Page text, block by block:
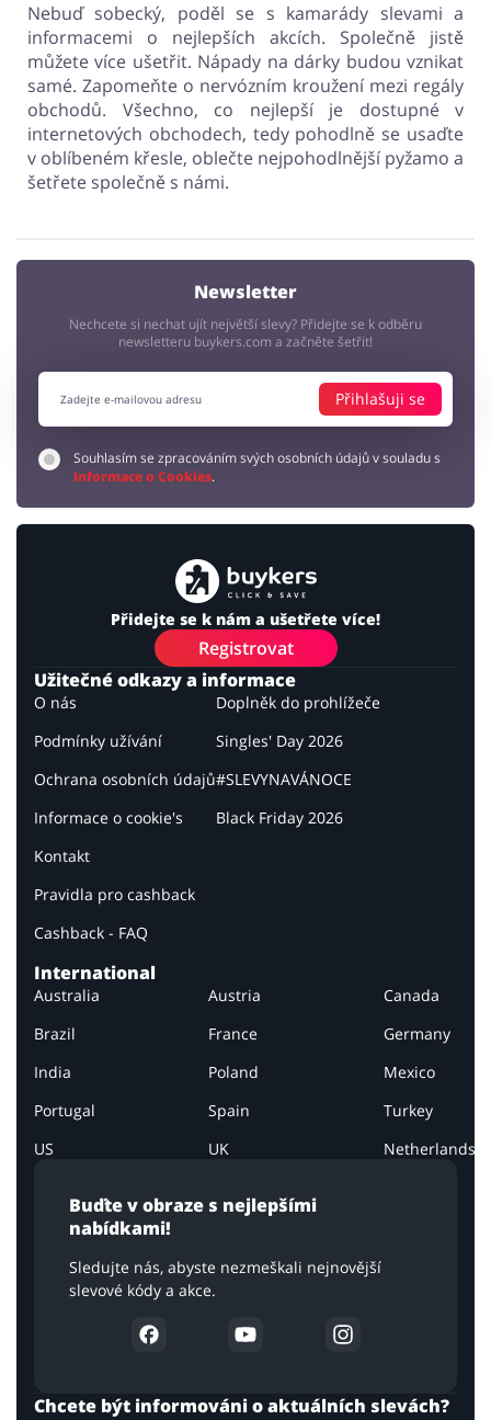
Nebuď sobecký, poděl se s kamarády slevami a
informacemi o nejlepších akcích. Společně jistě
můžete více ušetřit. Nápady na dárky budou vznikat
samé. Zapomeňte o nervózním kroužení mezi regály
obchodů. Všechno, co nejlepší je dostupné v
internetových obchodech, tedy pohodlně se usaďte
v oblíbeném křesle, oblečte nejpohodlnější pyžamo a
šetřete společně s námi.
Newsletter
Nechcete si nechat ujít největší slevy? Přidejte se k odběru
newsletteru buykers.com a začněte šetřit!
Přihlašuji se
Souhlasím se zpracováním svých osobních údajů v souladu s
Informace o Cookies.
Přidejte se k nám a ušetřete více!
Registrovat
Buďte v obraze s nejlepšími
nabídkami!
Sledujte nás, abyste nezmeškali nejnovější
slevové kódy a akce.
Užitečné odkazy a informace
O nás
Podmínky užívání
Ochrana osobních údajů
Informace o cookie's
Kontakt
Pravidla pro cashback
Cashback - FAQ
Doplněk do prohlížeče
Singles' Day 2026
#SLEVYNAVÁNOCE
Black Friday 2026
International
Australia Austria
Canada
Brazil
France
Germany
India
Poland
Mexico
Portugal
Spain
Turkey
US
UK Netherlands
Chcete být informováni o aktuálních slevách?